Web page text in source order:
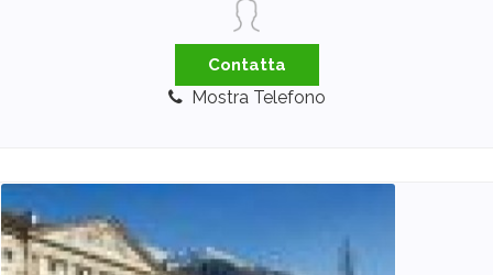
Contatta
Mostra Telefono